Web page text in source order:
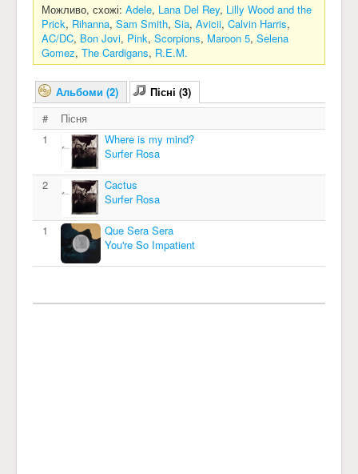
Можливо, схожі: Adele, Lana Del Rey, Lilly Wood and the
Prick, Rihanna, Sam Smith, Sia, Avicii, Calvin Harris,
AC/DC, Bon Jovi, Pink, Scorpions, Maroon 5, Selena
Gomez, The Cardigans, R.E.M.
Альбоми (2)
Пісні (3)
#
Пісня
1
Where is my mind?
Surfer Rosa
2
Cactus
Surfer Rosa
1
Que Sera Sera
You're So Impatient